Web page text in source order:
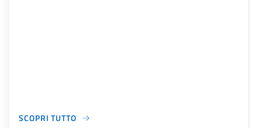
SCOPRI TUTTO